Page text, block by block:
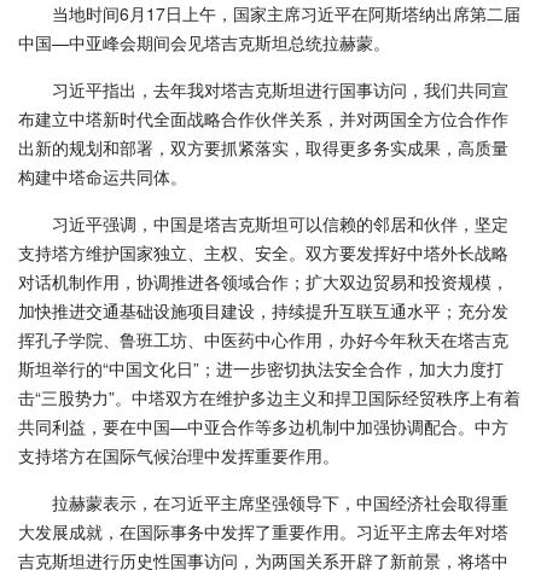
当地时间6月17日上午，国家主席习近平在阿斯塔纳出席第二届
中国—中亚峰会期间会见塔吉克斯坦总统拉赫蒙。
习近平指出，去年我对塔吉克斯坦进行国事访问，我们共同宣
布建立中塔新时代全面战略合作伙伴关系，并对两国全方位合作作
出新的规划和部署，双方要抓紧落实，取得更多务实成果，高质量
构建中塔命运共同体。
习近平强调，中国是塔吉克斯坦可以信赖的邻居和伙伴，坚定
支持塔方维护国家独立、主权、安全。双方要发挥好中塔外长战略
对话机制作用，协调推进各领域合作；扩大双边贸易和投资规模，
加快推进交通基础设施项目建设，持续提升互联互通水平；充分发
挥孔子学院、鲁班工坊、中医药中心作用，办好今年秋天在塔吉克
斯坦举行的“中国文化日”；进一步密切执法安全合作，加大力度打
击“三股势力”。中塔双方在维护多边主义和捍卫国际经贸秩序上有着
共同利益，要在中国—中亚合作等多边机制中加强协调配合。中方
支持塔方在国际气候治理中发挥重要作用。
拉赫蒙表示，在习近平主席坚强领导下，中国经济社会取得重
大发展成就，在国际事务中发挥了重要作用。习近平主席去年对塔
吉克斯坦进行历史性国事访问，为两国关系开辟了新前景，将塔中